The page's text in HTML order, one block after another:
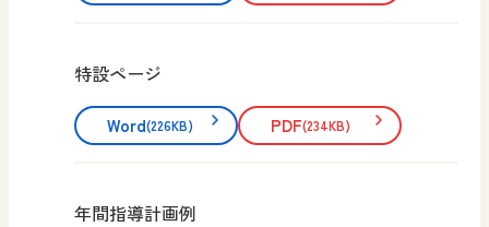
特設ページ
Word(226KB) PDF(234KB)
年間指導計画例